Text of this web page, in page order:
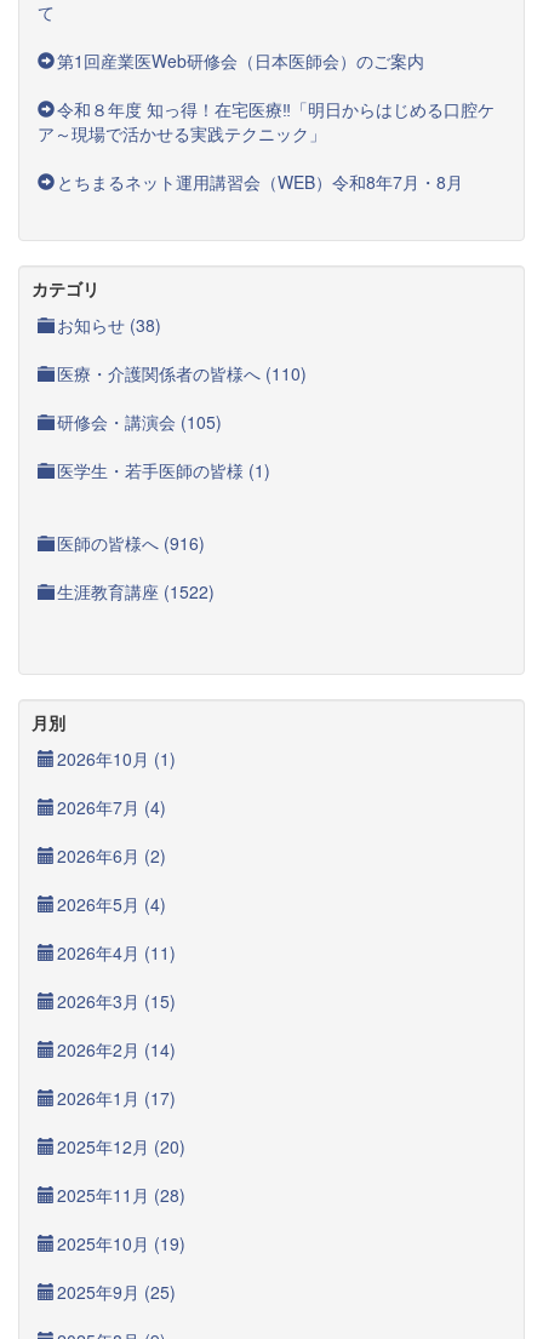
て
第1回産業医Web研修会（日本医師会）のご案内
令和８年度 知っ得！在宅医療‼「明日からはじめる口腔ケ
ア～現場で活かせる実践テクニック」
とちまるネット運用講習会（WEB）令和8年7月・8月
カテゴリ
お知らせ (38)
医療・介護関係者の皆様へ (110)
研修会・講演会 (105)
医学生・若手医師の皆様 (1)
医師の皆様へ (916)
生涯教育講座 (1522)
月別
2026年10月 (1)
2026年7月 (4)
2026年6月 (2)
2026年5月 (4)
2026年4月 (11)
2026年3月 (15)
2026年2月 (14)
2026年1月 (17)
2025年12月 (20)
2025年11月 (28)
2025年10月 (19)
2025年9月 (25)